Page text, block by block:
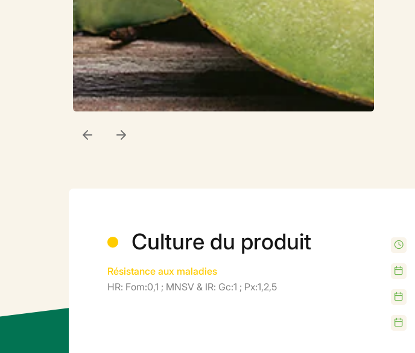
Culture du produit
Résistance aux maladies
HR: Fom:0,1 ; MNSV & IR: Gc:1 ; Px:1,2,5